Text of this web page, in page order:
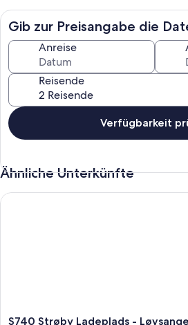
gehören Kühlschrank und Mikrowelle.
Folgendes: Duschen.
Diese Ferienwohnung in Karlslunde
WLAN-Zugang mit einer
für > 6 Personen oder > 10 Geräte).
Zimmern zur Verfügung.
Gib zur Preisangabe die
Anreise
Reisende
Verfügbarkeit
Ähnliche Unterkünfte
S740
S740 Strøby Ladeplads -
S740 Strøby Ladeplads - Løvsangervej